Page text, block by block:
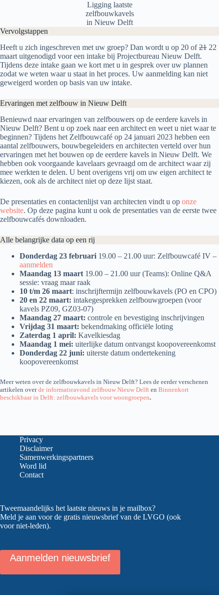
Ligging laatste
zelfbouwkavels
in Nieuw Delft
Vervolgstappen
Heeft u zich ingeschreven met uw groep? Dan wordt u op 20 of21 22
maart uitgenodigd voor een intake bij Projectbureau Nieuw Delft.
Tijdens deze intake gaan we kort met u in gesprek over uw plannen
zodat we weten waar u staat in het proces. Uw aanmelding kan niet
geweigerd worden op basis van uw intake.
Ervaringen met zelfbouw in Nieuw Delft
Benieuwd naar ervaringen van zelfbouwers op de eerdere kavels in
Nieuw Delft? Bent u op zoek naar een architect en weet u niet waar te
beginnen? Tijdens het Zelfbouwcafé op 24 januari 2023 hebben een
aantal zelfbouwers, bouwbegeleiders en architecten verteld over hun
ervaringen met het bouwen op de eerdere kavels in Nieuw Delft. We
hebben ook voorgaande kavelaars gevraagd om de architect waar zij
mee werkten te delen. U bent overigens vrij om uw eigen architect te
kiezen, ook als de architect niet op deze lijst staat.
De presentaties en contactenlijst van architecten vindt u op onze
website. Op deze pagina kunt u ook de presentaties van de eerste twee
zelfbouwcafés downloaden.
Alle belangrijke data op een rij
Donderdag 23 februari 19.00 – 21.00 uur: Zelfbouwcafé IV –
aanmelden
Maandag 13 maart 19.00 – 21.00 uur (Teams): Online Q&A
sessie: vraag maar raak
10 t/m 26 maart: inschrijftermijn zelfbouwkavels (PO en CPO)
20 en 22 maart: intakegesprekken zelfbouwgroepen (voor
kavels PZ09, GZ03-07)
Maandag 27 maart: controle en bevestiging inschrijvingen
Vrijdag 31 maart: bekendmaking officiële loting
Zaterdag 1 april: Kavelkiesdag
Maandag 1 mei: uiterlijke datum ontvangst koopovereenkomst
Donderdag 22 juni: uiterste datum ondertekening
koopovereenkomst
Meer weten over de zelfbouwkavels in Nieuw Delft? Lees de eerder verschenen
artikelen overde informatieavond zelfbouw Nieuw Delft en Binnenkort
beschikbaar in Delft: zelfbouwkavels voor woongroepen.
Privacy
Disclaimer
Samenwerkingspartners
Word lid
Contact
Tweemaandelijks het laatste nieuws in je mailbox?
Meld je aan voor de gratis nieuwsbrief van de LVGO (ook
voor niet-leden).
Aanmelden nieuwsbrief